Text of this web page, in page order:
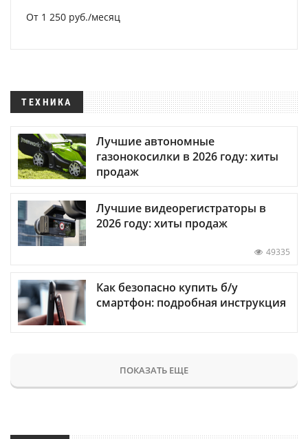
От 1 250 руб./месяц
ТЕХНИКА
Лучшие автономные
газонокосилки в 2026 году: хиты
продаж
Лучшие видеорегистраторы в
2026 году: хиты продаж
49335
Как безопасно купить б/у
смартфон: подробная инструкция
ПОКАЗАТЬ ЕЩЕ